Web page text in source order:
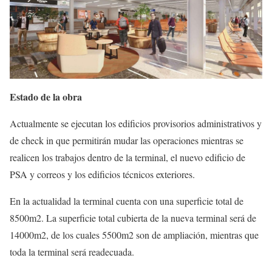
Estado de la obra
Actualmente se ejecutan los edificios provisorios administrativos y
de check in que permitirán mudar las operaciones mientras se
realicen los trabajos dentro de la terminal, el nuevo edificio de
PSA y correos y los edificios técnicos exteriores.
En la actualidad la terminal cuenta con una superficie total de
8500m2. La superficie total cubierta de la nueva terminal será de
14000m2, de los cuales 5500m2 son de ampliación, mientras que
toda la terminal será readecuada.